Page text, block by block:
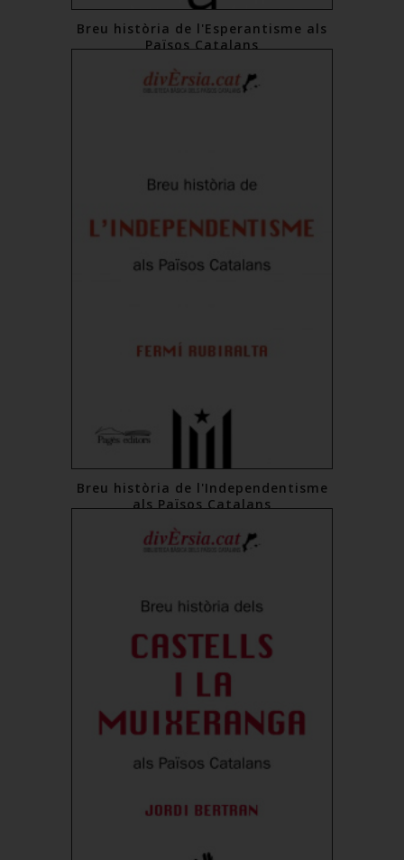
Breu història de l'Esperantisme als
Països Catalans
16,00 €
Breu història de l'Independentisme
als Països Catalans
16,00 €